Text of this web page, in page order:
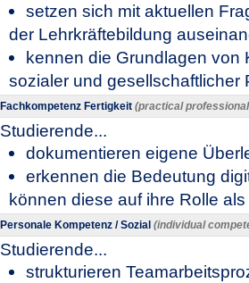
setzen sich mit aktuellen
der Lehrkräftebildung
kennen die Grundlagen von
sozialer und gesellschaftlicher
Fachkompetenz Fertigkeit (practical
Studierende...
dokumentieren eigene
erkennen die Bedeutung
können diese auf ihre Rolle
Personale Kompetenz / Sozial (individual
Studierende...
​strukturieren